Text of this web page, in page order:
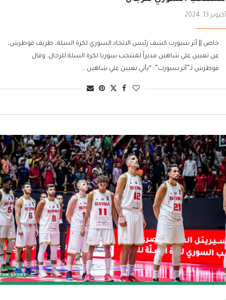
أكتوبر 13, 2024
خاص || أثر سبورت كشف رئيس الاتحاد السوري لكرة السلة، طريف قوطرش،
عن تعيين علي شاهين مديراً لمنتخب سوريا لكرة السلة للرجال. وقال
قوطرش لـ”أثر سبورت”: “يأتي تعيين علي شاهين …